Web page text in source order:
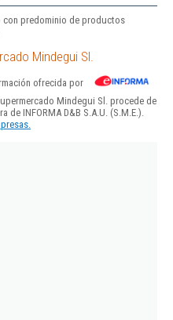
con predominio de productos
Mindegui Sl.
ofrecida por
Mindegui Sl. procede de
de INFORMA D&B S.A.U. (S.M.E.).